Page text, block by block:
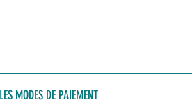
MODES DE PAIEMENT